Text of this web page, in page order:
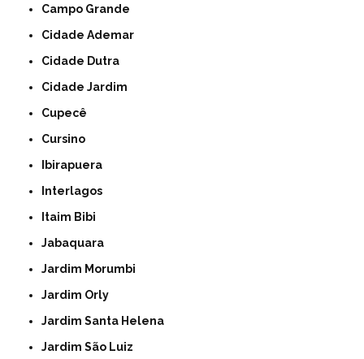
Campo Grande
Cidade Ademar
Cidade Dutra
Cidade Jardim
Cupecê
Cursino
Ibirapuera
Interlagos
Itaim Bibi
Jabaquara
Jardim Morumbi
Jardim Orly
Jardim Santa Helena
Jardim São Luiz